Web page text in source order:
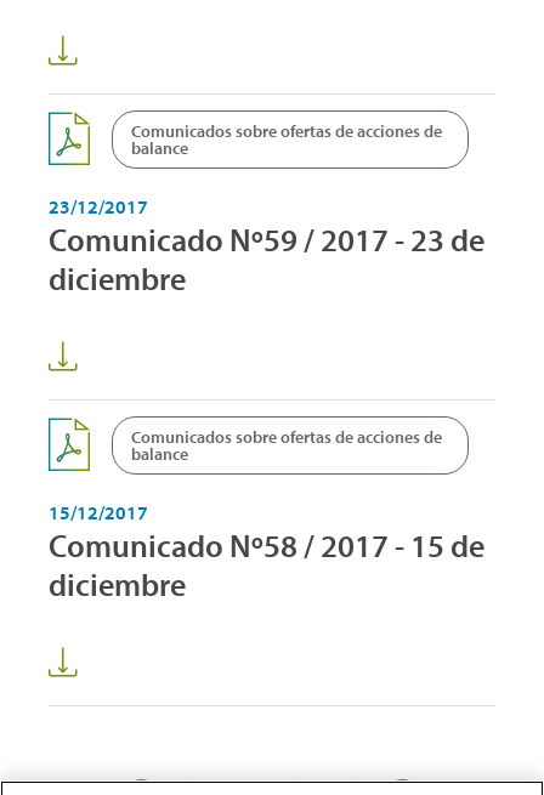
Comunicados sobre ofertas de acciones de
balance
23/12/2017
Comunicado Nº59 / 2017 - 23 de
diciembre
Comunicados sobre ofertas de acciones de
balance
15/12/2017
Comunicado Nº58 / 2017 - 15 de
diciembre